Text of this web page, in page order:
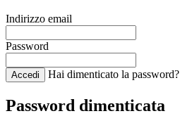
Indirizzo email
Password
Accedi Hai dimenticato la password?
Password dimenticata